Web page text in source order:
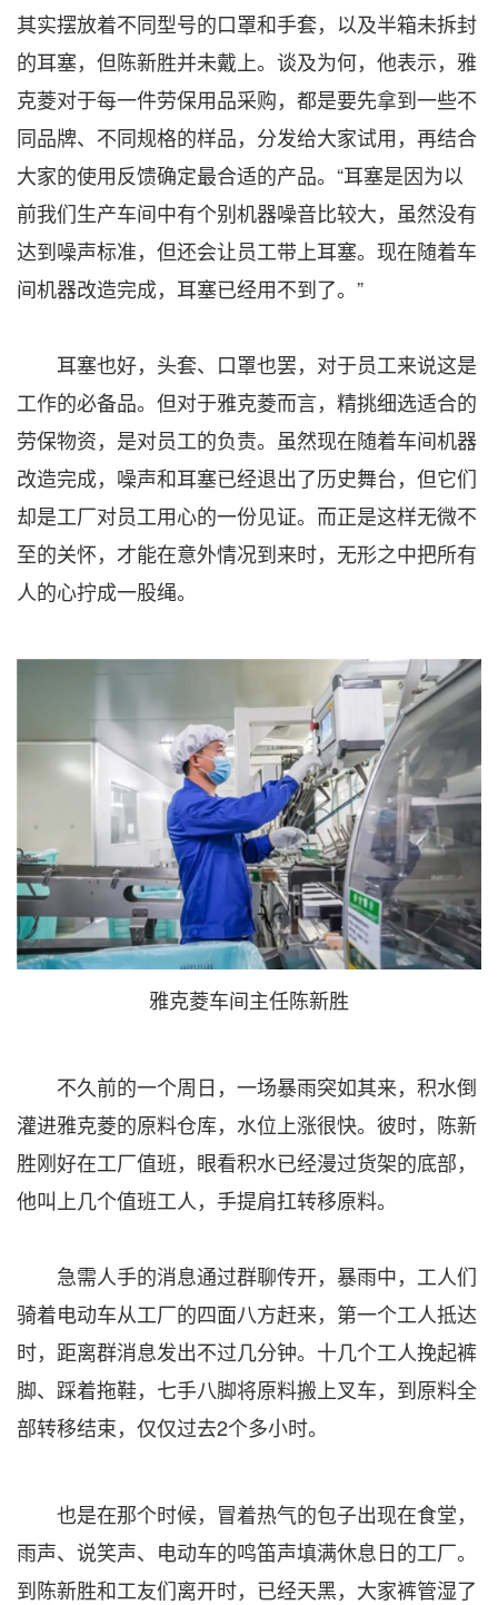
其实摆放着不同型号的口罩和手套，以及半箱未拆封
的耳塞，但陈新胜并未戴上。谈及为何，他表示，雅
克菱对于每一件劳保用品采购，都是要先拿到一些不
同品牌、不同规格的样品，分发给大家试用，再结合
大家的使用反馈确定最合适的产品。“耳塞是因为以
前我们生产车间中有个别机器噪音比较大，虽然没有
达到噪声标准，但还会让员工带上耳塞。现在随着车
间机器改造完成，耳塞已经用不到了。”
耳塞也好，头套、口罩也罢，对于员工来说这是
工作的必备品。但对于雅克菱而言，精挑细选适合的
劳保物资，是对员工的负责。虽然现在随着车间机器
改造完成，噪声和耳塞已经退出了历史舞台，但它们
却是工厂对员工用心的一份见证。而正是这样无微不
至的关怀，才能在意外情况到来时，无形之中把所有
人的心拧成一股绳。
雅克菱车间主任陈新胜
不久前的一个周日，一场暴雨突如其来，积水倒
灌进雅克菱的原料仓库，水位上涨很快。彼时，陈新
胜刚好在工厂值班，眼看积水已经漫过货架的底部，
他叫上几个值班工人，手提肩扛转移原料。
急需人手的消息通过群聊传开，暴雨中，工人们
骑着电动车从工厂的四面八方赶来，第一个工人抵达
时，距离群消息发出不过几分钟。十几个工人挽起裤
脚、踩着拖鞋，七手八脚将原料搬上叉车，到原料全
部转移结束，仅仅过去2个多小时。
也是在那个时候，冒着热气的包子出现在食堂，
雨声、说笑声、电动车的鸣笛声填满休息日的工厂。
到陈新胜和工友们离开时，已经天黑，大家裤管湿了